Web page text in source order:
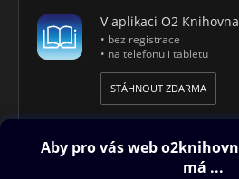
V aplikaci O2 Knihovna
• bez registrace
• na telefonu i tabletu
STÁHNOUT ZDARMA